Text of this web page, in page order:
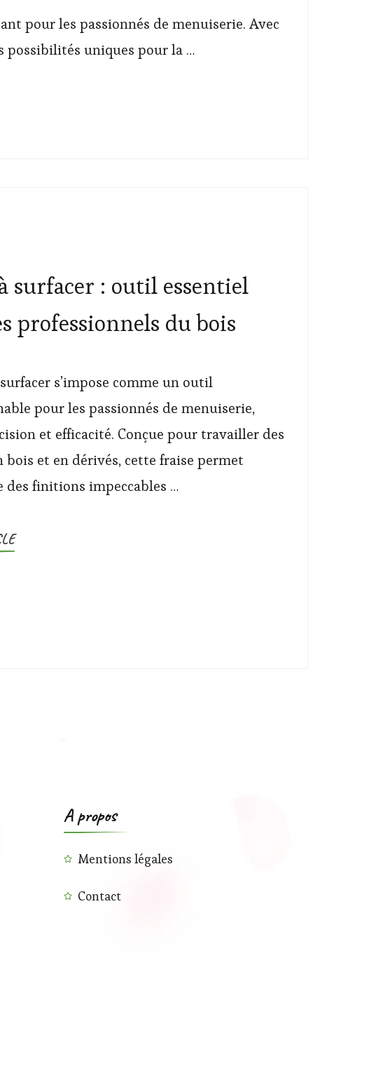
pour les passionnés de menuiserie. Avec
possibilités uniques pour la …
surfacer : outil essentiel
professionnels du bois
s’impose comme un outil
pour les passionnés de menuiserie,
et efficacité. Conçue pour travailler des
bois et en dérivés, cette fraise permet
des finitions impeccables …
A propos
Mentions légales
Contact